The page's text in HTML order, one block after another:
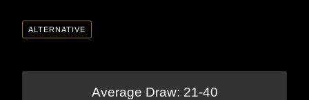
ALTERNATIVE
Average Draw: 21-40